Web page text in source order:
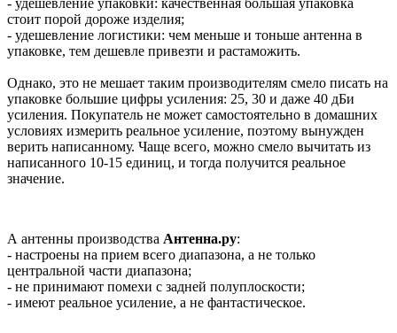
стоит порой дороже изделия;
- удешевление логистики: чем меньше и тоньше антенна в
упаковке, тем дешевле привезти и растаможить.
Однако, это не мешает таким производителям смело писать на
упаковке большие цифры усиления: 25, 30 и даже 40 дБи
усиления. Покупатель не может самостоятельно в домашних
условиях измерить реальное усиление, поэтому вынужден
верить написанному. Чаще всего, можно смело вычитать из
написанного 10-15 единиц, и тогда получится реальное
значение.
А антенны производства Антенна.ру:
- настроены на прием всего диапазона, а не только
центральной части диапазона;
- не принимают помехи с задней полуплоскости;
- имеют реальное усиление, а не фантастическое.